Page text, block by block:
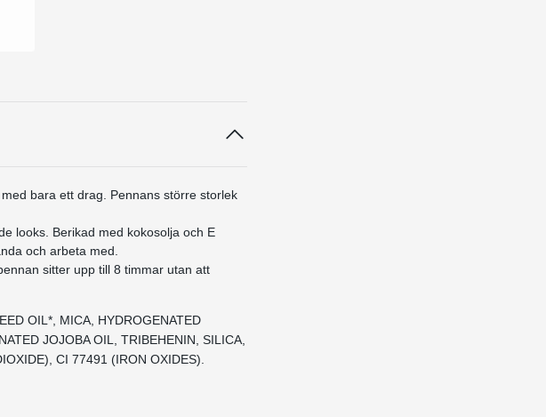
bara ett drag. Pennans större storlek
looks. Berikad med kokosolja och E
och arbeta med.
sitter upp till 8 timmar utan att
OIL*, MICA, HYDROGENATED
JOJOBA OIL, TRIBEHENIN, SILICA,
CI 77491 (IRON OXIDES).